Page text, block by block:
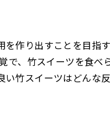
作り出すことを目指
、竹スイーツを食べ
竹スイーツはどんな